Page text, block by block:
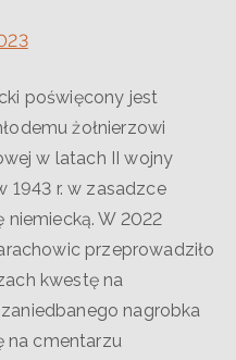
poświęcony jest
żołnierzowi
w latach II wojny
1943 r. w zasadzce
W 2022
przeprowadziło
kwestę na
nagrobka
na cmentarzu